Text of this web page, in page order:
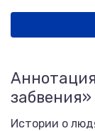
забвения»
Истории о